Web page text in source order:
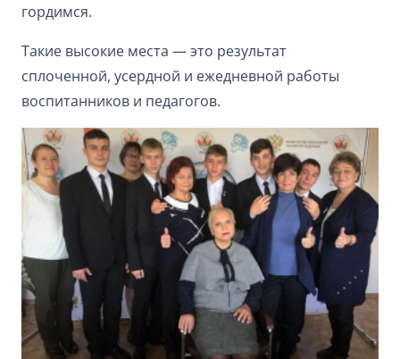
гордимся.
Такие высокие места — это результат
сплоченной, усердной и ежедневной работы
воспитанников и педагогов.